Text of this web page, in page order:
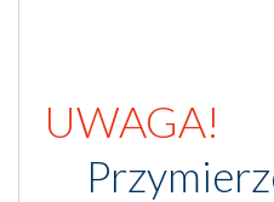
UWAGA!